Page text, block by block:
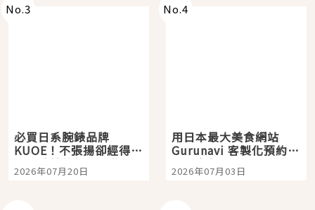
No.3
必買日系腕錶品牌
KUOE！不張揚卻經得起
時間洗鍊的經典之作五
選
2026年07月20日
No.4
用日本最大美食網站
Gurunavi 客製化預約九
大都市餐廳，打造專屬
美食體驗！
2026年07月03日